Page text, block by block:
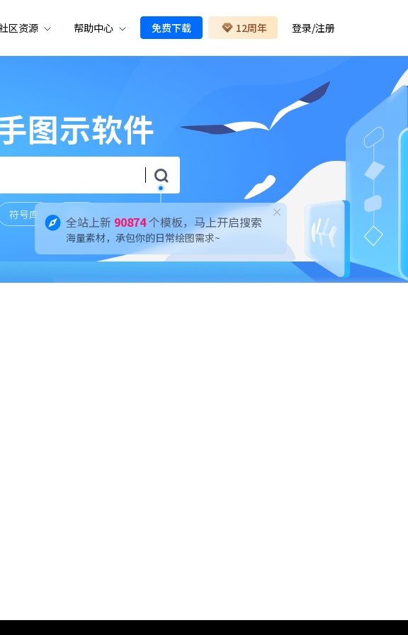
区资源 帮助中心 免费下载 12周年 登录/注册
图示软件
全站上新 90874个模板，马上开启搜索
海量素材，承包你的日常绘图需求~
符号库 符号